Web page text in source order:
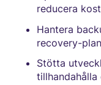
reducera
Hantera
recovery-
Stötta